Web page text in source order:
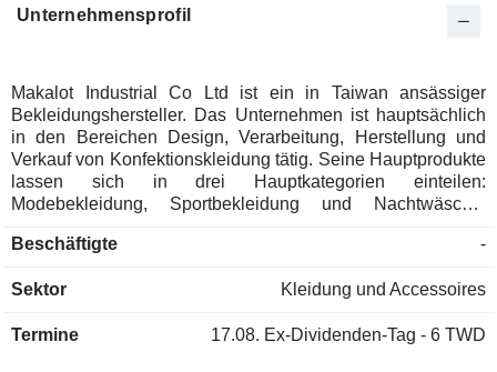
Unternehmensprofil
Makalot Industrial Co Ltd ist ein in Taiwan ansässiger
Bekleidungshersteller. Das Unternehmen ist hauptsächlich
in den Bereichen Design, Verarbeitung, Herstellung und
Verkauf von Konfektionskleidung tätig. Seine Hauptprodukte
lassen sich in drei Hauptkategorien einteilen:
Modebekleidung, Sportbekleidung und Nachtwäsche,
Unterwäsche, Nachtwäsche, Sportanzüge und Jacken. Das
Dienstleistungen an, die Materialentwicklung,
Forschung und Entwicklung sowie Logistik und Vertrieb
Beschäftigte -
Sektor Kleidung und Accessoires
Termine 17.08. Ex-Dividenden-Tag - 6 TWD